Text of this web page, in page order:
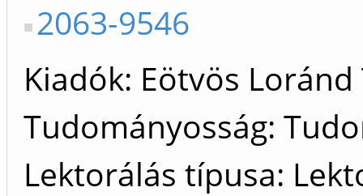
2063-9546
Kiadók Eötvös Loránd
Tudományosság:
Lektorálás típusa: